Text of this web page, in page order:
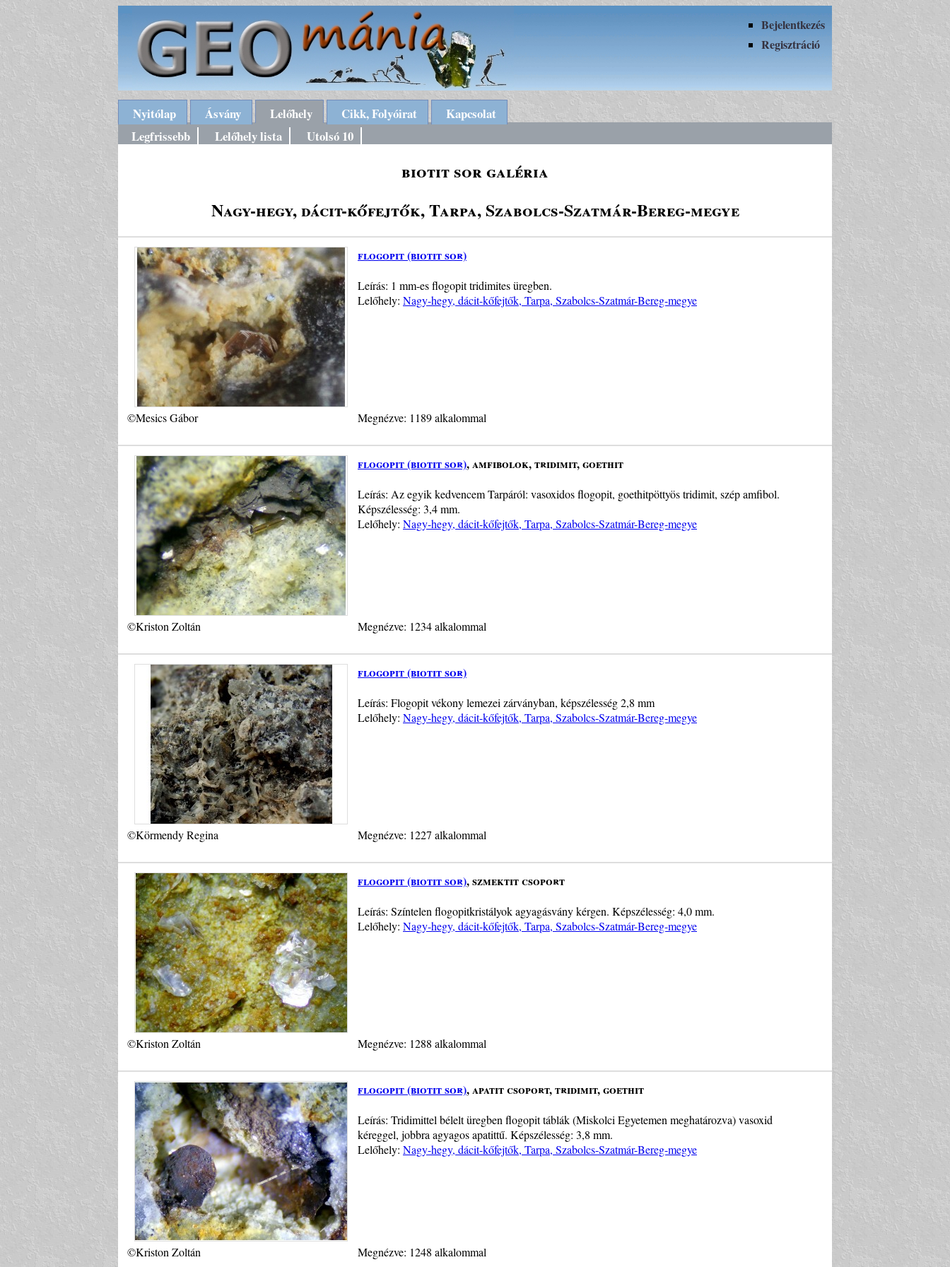
Bejelentkezés
Regisztráció
Nyitólap Ásvány Lelőhely Cikk, Folyóirat
Kapcsolat
Legfrissebb
Lelőhely lista Utolsó 10
biotit sor galéria
Nagy-hegy, dácit-kőfejtők, Tarpa, Szabolcs-Szatmár-Bereg-megye
flogopit (biotit sor)
Leírás: 1 mm-es flogopit tridimites üregben.
Lelőhely: Nagy-hegy, dácit-kőfejtők, Tarpa, Szabolcs-Szatmár-Bereg-megye
©Mesics Gábor Megnézve: 1189 alkalommal
flogopit (biotit sor), amfibolok, tridimit, goethit
Leírás: Az egyik kedvencem Tarpáról: vasoxidos flogopit, goethitpöttyös tridimit, szép amfibol.
Képszélesség: 3,4 mm.
Lelőhely: Nagy-hegy, dácit-kőfejtők, Tarpa, Szabolcs-Szatmár-Bereg-megye
©Kriston Zoltán Megnézve: 1234 alkalommal
flogopit (biotit sor)
Leírás: Flogopit vékony lemezei zárványban, képszélesség 2,8 mm
Lelőhely: Nagy-hegy, dácit-kőfejtők, Tarpa, Szabolcs-Szatmár-Bereg-megye
©Körmendy Regina Megnézve: 1227 alkalommal
flogopit (biotit sor), szmektit csoport
Leírás: Színtelen flogopitkristályok agyagásvány kérgen. Képszélesség: 4,0 mm.
Lelőhely: Nagy-hegy, dácit-kőfejtők, Tarpa, Szabolcs-Szatmár-Bereg-megye
©Kriston Zoltán Megnézve: 1288 alkalommal
flogopit (biotit sor), apatit csoport, tridimit, goethit
Leírás: Tridimittel bélelt üregben flogopit táblák (Miskolci Egyetemen meghatározva) vasoxid
kéreggel, jobbra agyagos apatittű. Képszélesség: 3,8 mm.
Lelőhely: Nagy-hegy, dácit-kőfejtők, Tarpa, Szabolcs-Szatmár-Bereg-megye
©Kriston Zoltán Megnézve: 1248 alkalommal